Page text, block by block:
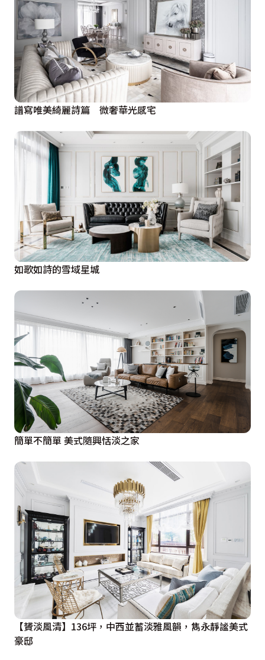
譜寫唯美綺麗詩篇 微奢華光感宅
如歌如詩的雪域星城
簡單不簡單 美式隨興恬淡之家
【贇淡風清】136坪，中西並蓄淡雅風韻，雋永靜謐美式
豪邸